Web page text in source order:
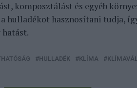
komposztálást és egyéb
hulladékot hasznosítani tudja,
HULLADÉK KLÍMA